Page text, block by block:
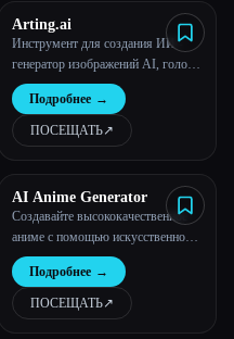
Arting.ai
Инструмент для создания ИИ -
генератор изображений AI, голос
знаменитостей AI, генератор видео
AI
Подробнее →
ПОСЕЩАТЬ↗︎
AI Anime Generator
Создавайте высококачественное
аниме с помощью искусственного
интеллекта за считанные секунды.
Подробнее →
ПОСЕЩАТЬ↗︎